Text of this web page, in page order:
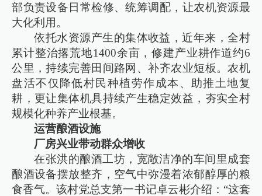
部负责设备日常检修、统筹调配，让农机资源最
大化利用。
依托水资源产生的集体收益，近年来，全村
累计整治撂荒地1400余亩，修建产业耕作道约6
公里，持续完善田间路网、补齐农业短板。农机
盘活不仅降低村民种植劳作成本、助推土地复
耕，更让集体机具持续产生稳定效益，夯实全村
规模化种养产业根基。
运营酿酒设施
厂房兴业带动群众增收
在张洪的酿酒工坊，宽敞洁净的车间里成套
酿酒设备摆放整齐，空气中弥漫着浓郁醇厚的粮
食香气。该村党总支第一书记卓云彬介绍：“这套